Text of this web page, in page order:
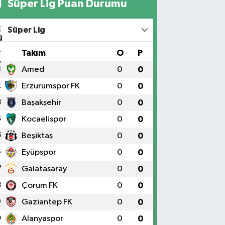
Süper Lig Puan Durumu
Süper Lig
Takım O P
Amed 0 0
Erzurumspor FK 0 0
Başakşehir 0 0
Kocaelispor 0 0
Beşiktaş 0 0
Eyüpspor 0 0
Galatasaray 0 0
Çorum FK 0 0
Gaziantep FK 0 0
Alanyaspor 0 0